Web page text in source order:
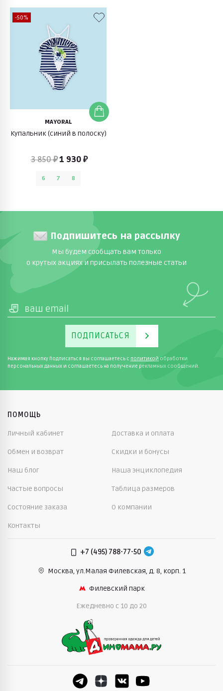
-50%
MAYORAL
Купальник (синий в полоску)
3 850 ₽1 930 ₽
6 7 8
Подпишитесь на рассылку
Мы будем сообщать вам только
о крутых акциях и присылать полезные статьи
ПОДПИСАТЬСЯ
Нажимая кнопку Подписаться вы соглашаетесь с политикой обработки
персональных данных и соглашаетесь на получение рекламных сообщений.
ПОМОЩЬ
Личный кабинет Доставка и оплата
Обмен и возврат Скидки и бонусы
Наш блог Наша энциклопедия
Частые вопросы Таблица размеров
Состояние заказа О компании
Контакты
+7 (495) 788-77-50
Москва, ул.Малая Филевская, д. 8, корп. 1
Филевский парк
Ежедневно c 10 до 20